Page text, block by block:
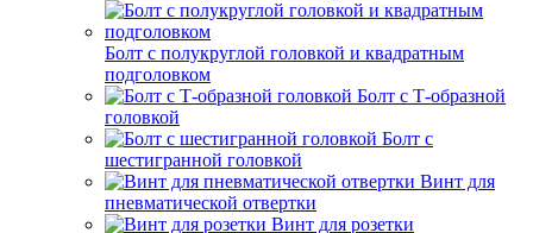
Болт с полукруглой головкой и квадратным
подголовком
Болт с Т-образной
головкой
Болт с
шестигранной головкой
Винт для
пневматической отвертки
Винт для розетки